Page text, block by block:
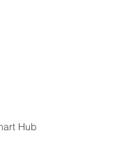
Hub